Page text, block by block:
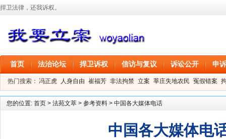
捍卫法律，还我诉权。
首页 法治论坛 捍卫诉权 信访与复议 诉讼公开 申
热门搜索： 冯正虎 人身自由 崔福芳 非法拘禁 立案 莘庄失地农民 冤假错案
叶剑 刑事拘留 信息公开 叶桂香
您的位置: 首页 > 法苑文萃 > 参考资料 > 中国各大媒体电话
中国各大媒体电